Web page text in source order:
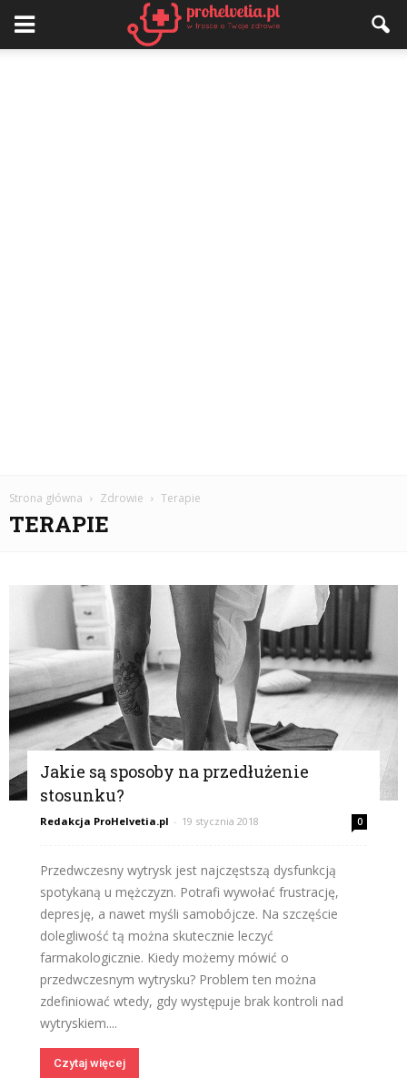
Strona główna Zdrowie Terapie
TERAPIE
Jakie są sposoby na przedłużenie
stosunku?
Redakcja ProHelvetia.pl - 19 stycznia 2018 0
Przedwczesny wytrysk jest najczęstszą dysfunkcją
spotykaną u mężczyzn. Potrafi wywołać frustrację,
depresję, a nawet myśli samobójcze. Na szczęście
dolegliwość tą można skutecznie leczyć
farmakologicznie. Kiedy możemy mówić o
przedwczesnym wytrysku? Problem ten można
zdefiniować wtedy, gdy występuje brak kontroli nad
wytryskiem....
Czytaj więcej